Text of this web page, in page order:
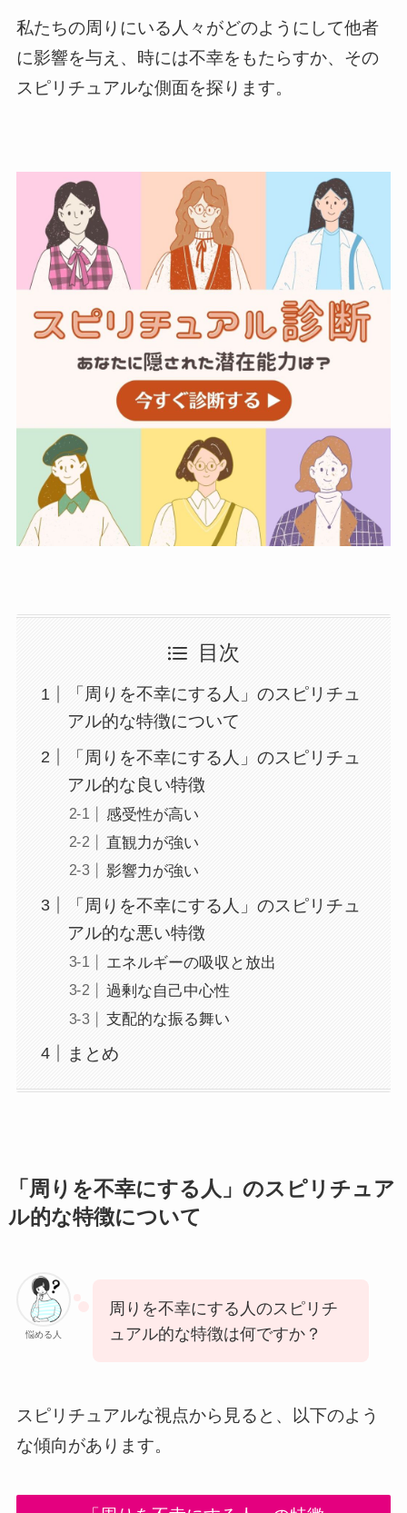
私たちの周りにいる人々がどのようにして他者
に影響を与え、時には不幸をもたらすか、その
スピリチュアルな側面を探ります。
目次
「周りを不幸にする人」のスピリチュ
アル的な特徴について
「周りを不幸にする人」のスピリチュ
アル的な良い特徴
感受性が高い
直観力が強い
影響力が強い
「周りを不幸にする人」のスピリチュ
アル的な悪い特徴
エネルギーの吸収と放出
過剰な自己中心性
支配的な振る舞い
まとめ
「周りを不幸にする人」のスピリチュア
ル的な特徴について
悩める人
周りを不幸にする人のスピリチ
ュアル的な特徴は何ですか？
スピリチュアルな視点から見ると、以下のよう
な傾向があります。